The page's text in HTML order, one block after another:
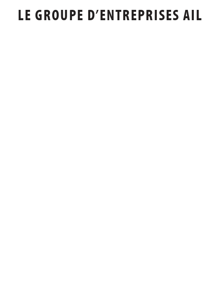
LE GROUPE D’ENTREPRISES AIL